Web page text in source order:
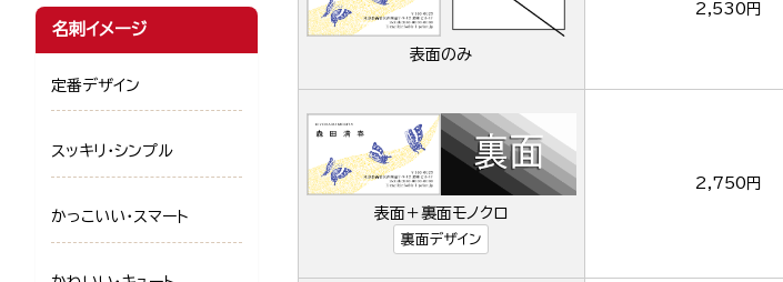
表面のみ
2,530円
表面＋裏面モノクロ
裏面デザイン
2,750円
名刺イメージ
定番デザイン
スッキリ・シンプル
かっこいい・スマート